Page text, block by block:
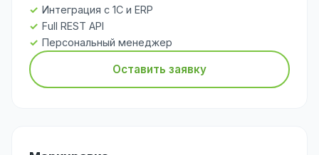
Интеграция с 1С и ERP
Full REST API
Персональный менеджер
Оставить заявку